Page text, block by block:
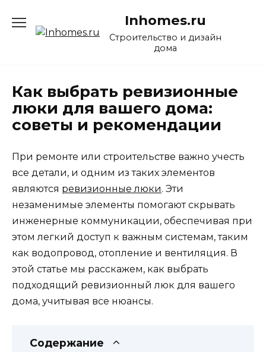
содержанию
Inhomes.ru
Строительство и дизайн
дома
Как выбрать ревизионные
люки для вашего дома:
советы и рекомендации
При ремонте или строительстве важно учесть
все детали, и одним из таких элементов
являются ревизионные люки. Эти
незаменимые элементы помогают скрывать
инженерные коммуникации, обеспечивая при
этом легкий доступ к важным системам, таким
как водопровод, отопление и вентиляция. В
этой статье мы расскажем, как выбрать
подходящий ревизионный люк для вашего
дома, учитывая все нюансы.
Содержание